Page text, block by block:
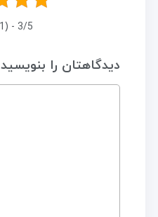
3/5 - (1 امتیاز)
دیدگاهتان را بنویسید